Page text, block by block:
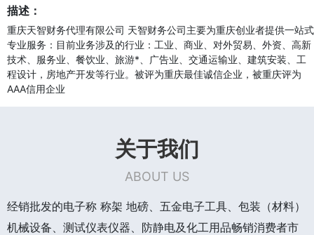
描述：
重庆天智财务代理有限公司 天智财务公司主要为重庆创业者提供一站式
专业服务：目前业务涉及的行业：工业、商业、对外贸易、外资、高新
技术、服务业、餐饮业、旅游*、广告业、交通运输业、建筑安装、工
程设计，房地产开发等行业。被评为重庆最佳诚信企业，被重庆评为
AAA信用企业
关于我们
ABOUT US
经销批发的电子称 称架 地磅、五金电子工具、包装（材料）
机械设备、测试仪表仪器、防静电及化工用品畅销消费者市